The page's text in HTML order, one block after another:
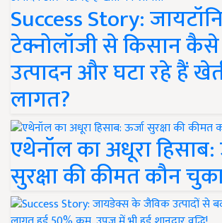
Success Story:
टेक्नोलॉजी से किसान
उत्पादन और घटा रहे हैं
लागत?
एथेनॉल का अधूरा हिसाब:
सुरक्षा की कीमत कौन